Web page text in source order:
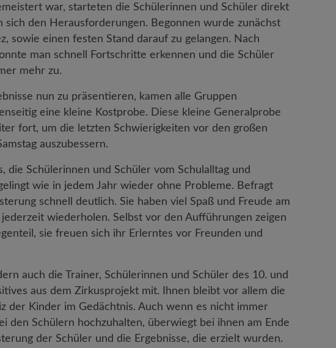
war, starteten die Schülerinnen und Schüler direkt
sich den Herausforderungen. Begonnen wurde zunächst
sowie einen festen Stand darauf zu gelangen. Nach
man schnell Fortschritte erkennen und die Schüler
mehr zu.
nun zu präsentieren, kamen alle Gruppen
eine kleine Kostprobe. Diese kleine Generalprobe
fort, um die letzten Schwierigkeiten vor den großen
auszubessern.
die Schülerinnen und Schüler vom Schulalltag und
wie in jedem Jahr wieder ohne Probleme. Befragt
schnell deutlich. Sie haben viel Spaß und Freude am
wiederholen. Selbst vor den Aufführungen zeigen
sie freuen sich ihr Erlerntes vor Freunden und
auch die Trainer, Schülerinnen und Schüler des 10. und
aus dem Zirkusprojekt mit. Ihnen bleibt vor allem die
der Kinder im Gedächtnis. Auch wenn es nicht immer
den Schülern hochzuhalten, überwiegt bei ihnen am Ende
der Schüler und die Ergebnisse, die erzielt wurden.